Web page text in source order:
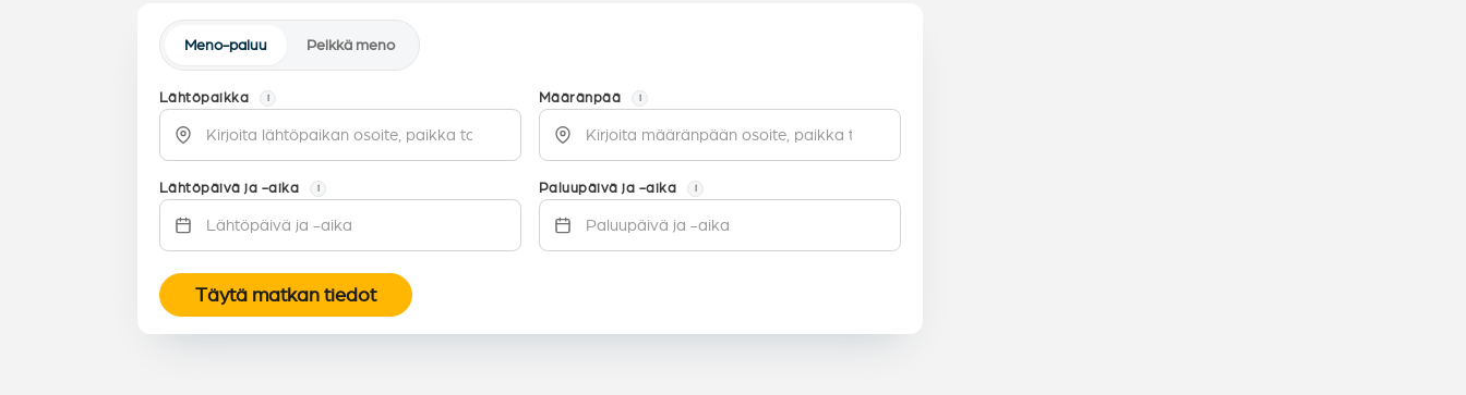
Meno-paluu Pelkkä meno
Lähtöpaikka i Määränpää i
Lähtöpäivä ja -aika i Paluupäivä ja -aika i
Täytä matkan tiedot